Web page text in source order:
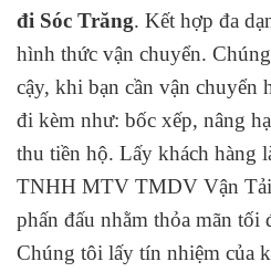
đi Sóc Trăng. Kết hợp đa
hình thức vận chuyển.
cậy, khi bạn cần vận chuyển
đi kèm như: bốc xếp, nâng
thu tiền hộ. Lấy khách hàng
TNHH MTV TMDV Vận Tải
phấn đấu nhằm thỏa mãn tối
Chúng tôi lấy tín nhiệm của